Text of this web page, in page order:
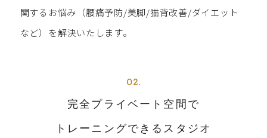
関するお悩み（腰痛予防/美脚/猫背改善/ダイエット
など）を解決いたします。
02.
完全プライベート空間で
トレーニングできるスタジオ